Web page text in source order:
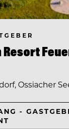
Ossiacher
-